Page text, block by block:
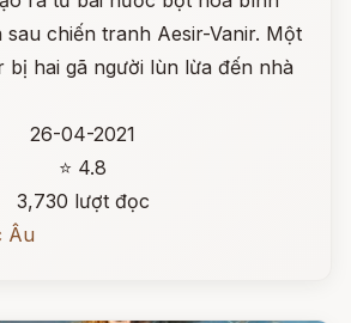
chiến tranh Aesir-Vanir. Một
bị hai gã người lùn lừa đến nhà
26-04-2021
⭐ 4.8
3,730 lượt đọc
Âu